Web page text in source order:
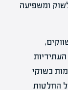
ומשפיעה
בשוקי
החלטות